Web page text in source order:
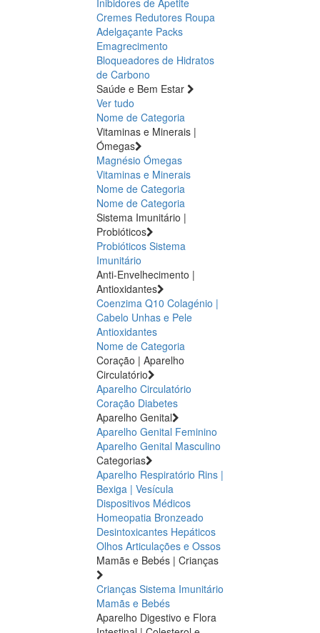
Cremes Redutores Roupa
Adelgaçante Packs
Emagrecimento
Bloqueadores de Hidratos
de Carbono
Saúde e Bem Estar
Ver tudo
Nome de Categoria
Vitaminas e Minerais |
Ómegas
Magnésio Ómegas
Vitaminas e Minerais
Nome de Categoria
Nome de Categoria
Sistema Imunitário |
Probióticos
Probióticos Sistema
Imunitário
Anti-Envelhecimento |
Antioxidantes
Coenzima Q10 Colagénio |
Cabelo Unhas e Pele
Antioxidantes
Nome de Categoria
Coração | Aparelho
Circulatório
Aparelho Circulatório
Coração Diabetes
Aparelho Genital
Aparelho Genital Feminino
Aparelho Genital Masculino
Categorias
Aparelho Respiratório Rins |
Bexiga | Vesícula
Dispositivos Médicos
Homeopatia Bronzeado
Desintoxicantes Hepáticos
Olhos Articulações e Ossos
Mamãs e Bebés | Crianças
Crianças Sistema Imunitário
Mamãs e Bebés
Aparelho Digestivo e Flora